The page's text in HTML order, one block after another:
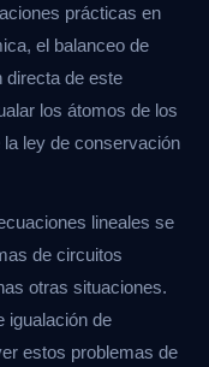
prácticas en
el balanceo de
directa de este
los átomos de los
ley de conservación
lineales se
de circuitos
otras situaciones.
igualación de
estos problemas de